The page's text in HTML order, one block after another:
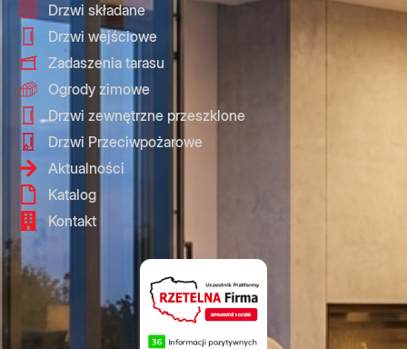
Drzwi składane
Drzwi wejściowe
Zadaszenia tarasu
Ogrody zimowe
Drzwi zewnętrzne przeszklone
Drzwi Przeciwpożarowe
Aktualności
Katalog
Kontakt